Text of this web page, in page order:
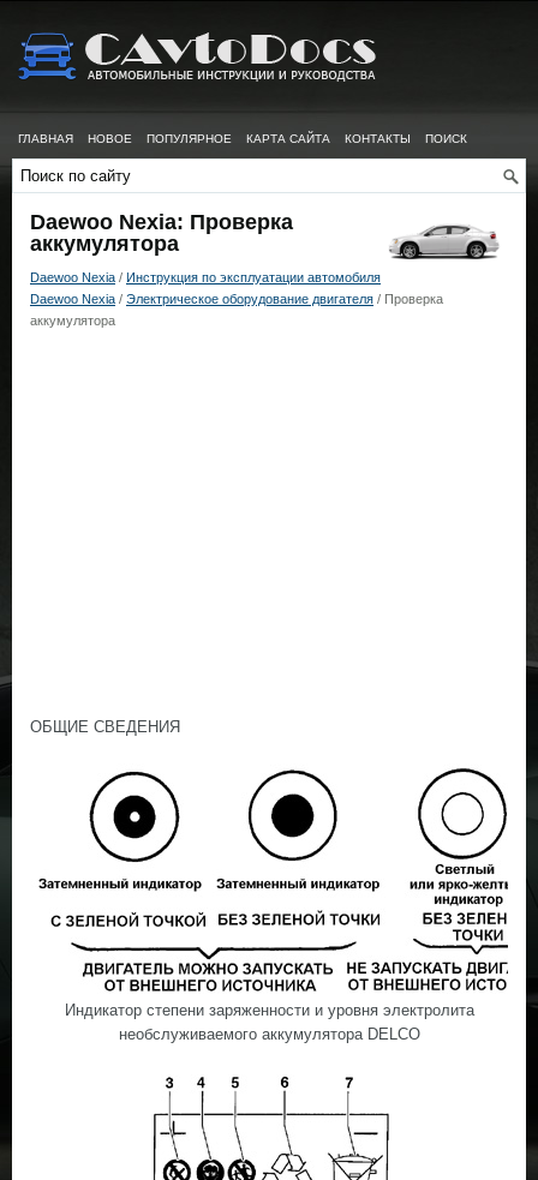
ГЛАВНАЯ НОВОЕ ПОПУЛЯРНОЕ КАРТА САЙТА КОНТАКТЫ ПОИСК
Daewoo Nexia: Проверка
аккумулятора
Daewoo Nexia / Инструкция по эксплуатации автомобиля
Daewoo Nexia / Электрическое оборудование двигателя / Проверка
аккумулятора
ОБЩИЕ СВЕДЕНИЯ
Индикатор степени заряженности и уровня электролита
необслуживаемого аккумулятора DELCO